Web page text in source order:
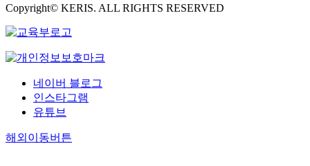
Copyright© KERIS. ALL RIGHTS RESERVED
네이버 블로그
인스타그램
유튜브
해외이동버튼